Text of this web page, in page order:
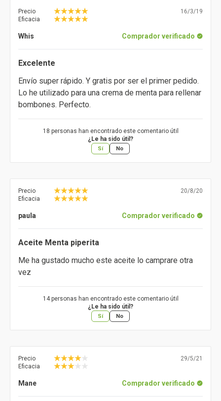
Precio
Eficacia
16/3/19
Whis Comprador verificado
Excelente
Envío super rápido. Y gratis por ser el primer pedido.
Lo he utilizado para una crema de menta para rellenar
bombones. Perfecto.
18 personas han encontrado este comentario útil
¿Le ha sido útil?
Sí No
Precio
Eficacia
20/8/20
paula Comprador verificado
Aceite Menta piperita
Me ha gustado mucho este aceite lo camprare otra
vez
14 personas han encontrado este comentario útil
¿Le ha sido útil?
Sí No
Precio
Eficacia
29/5/21
Mane Comprador verificado